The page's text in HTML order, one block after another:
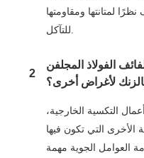
لمتانتها ومقاومتها
2
الفولاذ المجلفن
لأغراض أخرى؟
التكسية الخارجية،
الأخرى التي تكون فيها